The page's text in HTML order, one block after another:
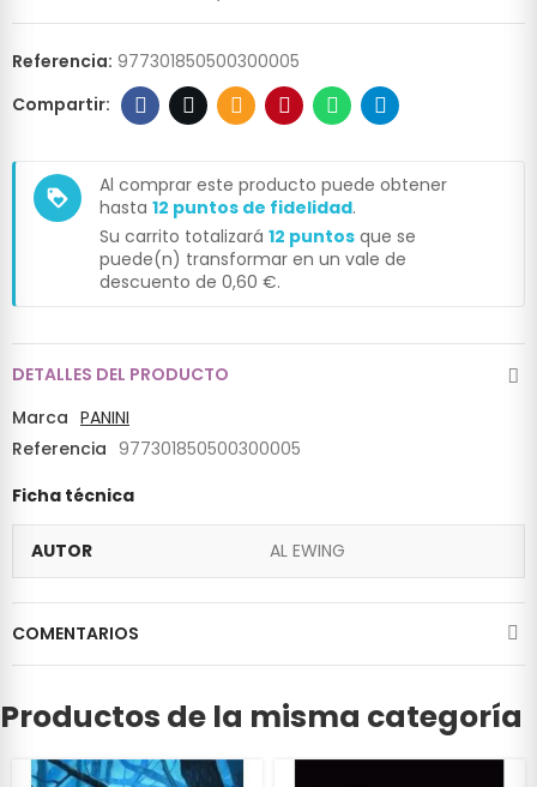
Referencia: 977301850500300005
loyalty
Al comprar este producto puede obtener
hasta 12 puntos de fidelidad.
Su carrito totalizará 12 puntos que se
puede(n) transformar en un vale de
descuento de 0,60 €.
DETALLES DEL PRODUCTO
Marca PANINI
Referencia 977301850500300005
Ficha técnica
AUTOR AL EWING
COMENTARIOS
Productos de la misma categoría